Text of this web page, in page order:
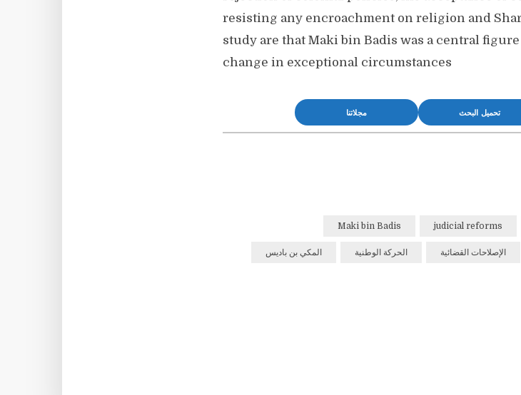
resisting any encroachment on religion and
study are that Maki bin Badis was a central
change in exceptional circumstances
تحميل البحث مجلاتنا
judicial reforms
Maki bin Badis
الإصلاحات القضائية الحركة الوطنية المكي بن باديس